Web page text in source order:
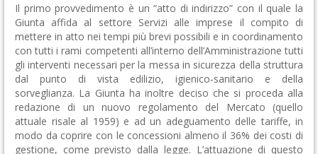
Il primo provvedimento è un “atto di indirizzo” con il quale la
Giunta affida al settore Servizi alle imprese il compito di
mettere in atto nei tempi più brevi possibili e in coordinamento
con tutti i rami competenti all’interno dell’Amministrazione tutti
gli interventi necessari per la messa in sicurezza della struttura
dal punto di vista edilizio, igienico-sanitario e della
sorveglianza. La Giunta ha inoltre deciso che si proceda alla
redazione di un nuovo regolamento del Mercato (quello
attuale risale al 1959) e ad un adeguamento delle tariffe, in
modo da coprire con le concessioni almeno il 36% dei costi di
gestione, come previsto dalla legge. L’attuazione di questo